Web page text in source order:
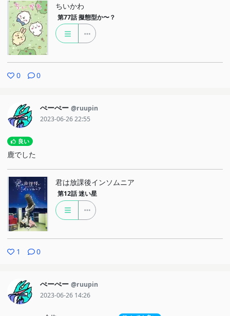
ちいかわ
第77話 擬態型か〜？
0 0
ぺーぺー @ruupin
2023-06-26 22:55
良い
鹿でした
君は放課後インソムニア
第12話 迷い星
1 0
ぺーぺー @ruupin
2023-06-26 14:26